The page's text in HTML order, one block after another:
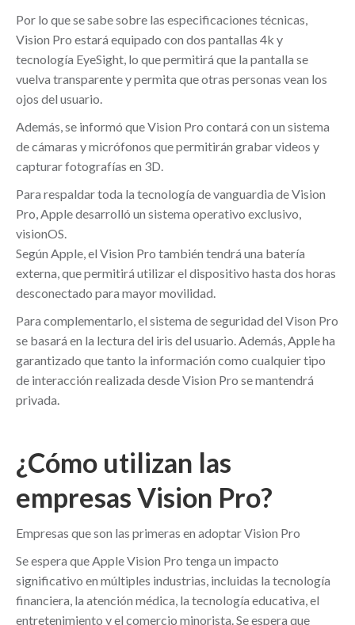
Por lo que se sabe sobre las especificaciones técnicas,
Vision Pro estará equipado con dos pantallas 4k y
tecnología EyeSight, lo que permitirá que la pantalla se
vuelva transparente y permita que otras personas vean los
ojos del usuario.
Además, se informó que Vision Pro contará con un sistema
de cámaras y micrófonos que permitirán grabar videos y
capturar fotografías en 3D.
Para respaldar toda la tecnología de vanguardia de Vision
Pro, Apple desarrolló un sistema operativo exclusivo,
visionOS.
Según Apple, el Vision Pro también tendrá una batería
externa, que permitirá utilizar el dispositivo hasta dos horas
desconectado para mayor movilidad.
Para complementarlo, el sistema de seguridad del Vison Pro
se basará en la lectura del iris del usuario. Además, Apple ha
garantizado que tanto la información como cualquier tipo
de interacción realizada desde Vision Pro se mantendrá
privada.
¿Cómo utilizan las
empresas Vision Pro?
Empresas que son las primeras en adoptar Vision Pro
Se espera que Apple Vision Pro tenga un impacto
significativo en múltiples industrias, incluidas la tecnología
financiera, la atención médica, la tecnología educativa, el
entretenimiento y el comercio minorista. Se espera que